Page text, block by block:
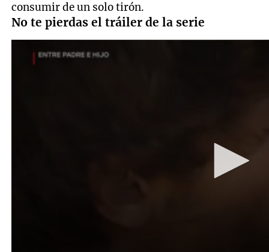
consumir de un solo tirón.
No te pierdas el tráiler de la serie